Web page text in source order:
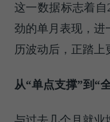
这一数据标志着
劲的单月表现，进
历波动后，正踏上
从“单点支撑”到“